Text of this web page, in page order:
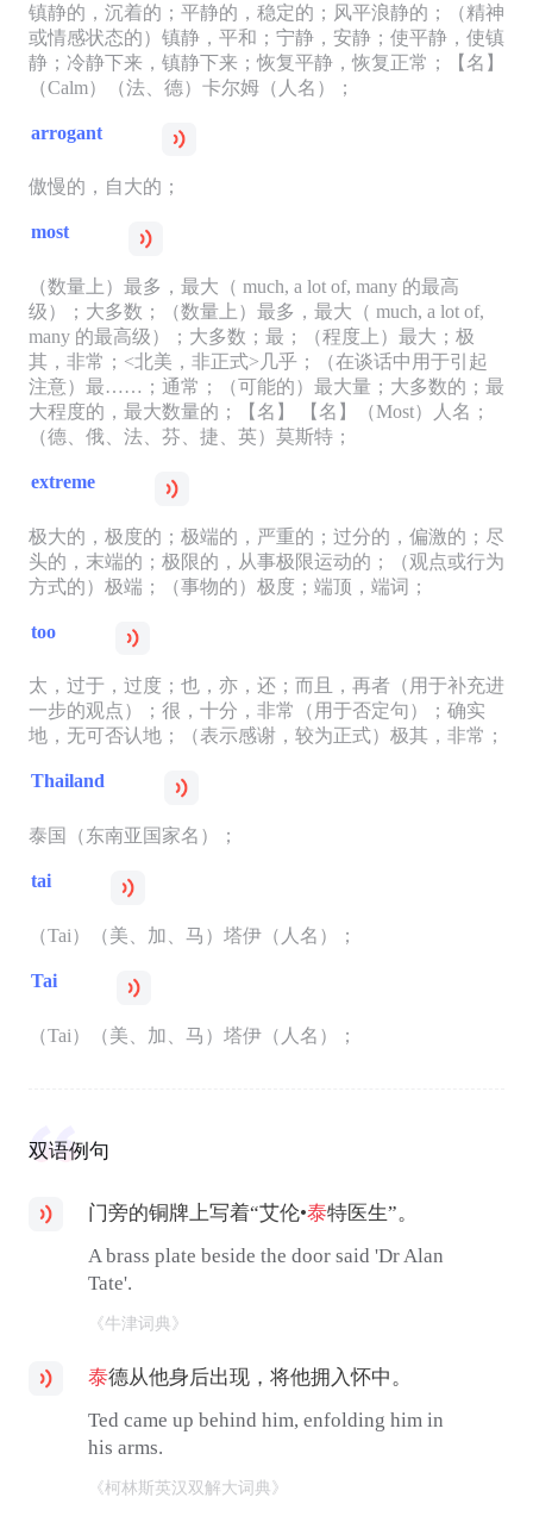
镇静的，沉着的；平静的，稳定的；风平浪静的；（精神
或情感状态的）镇静，平和；宁静，安静；使平静，使镇
静；冷静下来，镇静下来；恢复平静，恢复正常；【名】
（Calm）（法、德）卡尔姆（人名）；
arrogant
傲慢的，自大的；
most
（数量上）最多，最大（ much, a lot of, many 的最高
级）；大多数；（数量上）最多，最大（ much, a lot of,
many 的最高级）；大多数；最；（程度上）最大；极
其，非常；<北美，非正式>几乎；（在谈话中用于引起
注意）最……；通常；（可能的）最大量；大多数的；最
大程度的，最大数量的；【名】 【名】（Most）人名；
（德、俄、法、芬、捷、英）莫斯特；
extreme
极大的，极度的；极端的，严重的；过分的，偏激的；尽
头的，末端的；极限的，从事极限运动的；（观点或行为
方式的）极端；（事物的）极度；端顶，端词；
too
太，过于，过度；也，亦，还；而且，再者（用于补充进
一步的观点）；很，十分，非常（用于否定句）；确实
地，无可否认地；（表示感谢，较为正式）极其，非常；
Thailand
泰国（东南亚国家名）；
tai
（Tai）（美、加、马）塔伊（人名）；
Tai
（Tai）（美、加、马）塔伊（人名）；
双语例句
门旁的铜牌上写着“艾伦•泰特医生”。
A brass plate beside the door said 'Dr Alan
Tate'.
《牛津词典》
泰德从他身后出现，将他拥入怀中。
Ted came up behind him, enfolding him in
his arms.
《柯林斯英汉双解大词典》